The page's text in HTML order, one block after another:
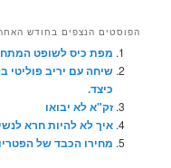
הפוסטים הנצפים בחודש
מפת כיס לשופט
שיחה עם יריב פוליטי
כיצד.
זק"א לא יבואו
איך לא להיות חרא
מחירו הכבד של